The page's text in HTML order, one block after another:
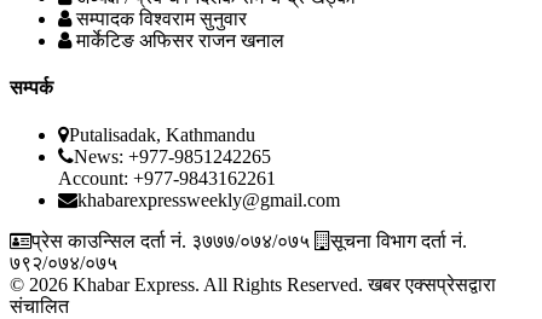
सम्पादक विश्वराम सुनुवार
मार्केटिङ अफिसर राजन खनाल
सम्पर्क
Putalisadak, Kathmandu
News: +977-9851242265
Account: +977-9843162261
khabarexpressweekly@gmail.com
प्रेस काउन्सिल दर्ता नं. ३७७७/०७४/०७५
सूचना विभाग दर्ता नं.
७९२/०७४/०७५
© 2026 Khabar Express. All Rights Reserved. खबर एक्सप्रेसद्वारा
संचालित